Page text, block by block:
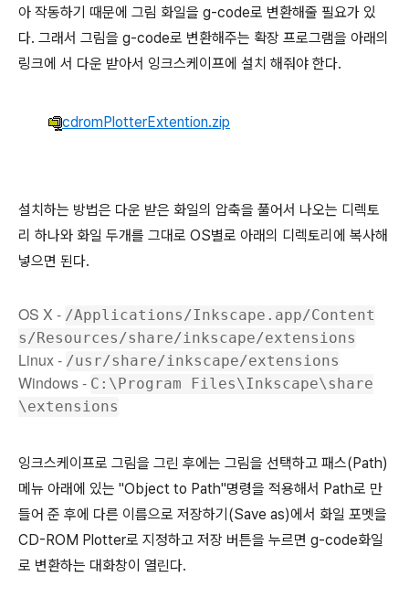
아 작동하기 때문에 그림 화일을 g-code로 변환해줄 필요가 있
다. 그래서 그림을 g-code로 변환해주는 확장 프로그램을 아래의
링크에 서 다운 받아서 잉크스케이프에 설치 해줘야 한다.
cdromPlotterExtention.zip
설치하는 방법은 다운 받은 화일의 압축을 풀어서 나오는 디렉토
리 하나와 화일 두개를 그대로 OS별로 아래의 디렉토리에 복사해
넣으면 된다.
OS X - /Applications/Inkscape.app/Content
s/Resources/share/inkscape/extensions
Linux - /usr/share/inkscape/extensions
Windows - C:\Program Files\Inkscape\share
\extensions
잉크스케이프로 그림을 그린 후에는 그림을 선택하고 패스(Path)
메뉴 아래에 있는 "Object to Path"명령을 적용해서 Path로 만
들어 준 후에 다른 이름으로 저장하기(Save as)에서 화일 포멧을
CD-ROM Plotter로 지정하고 저장 버튼을 누르면 g-code화일
로 변환하는 대화창이 열린다.